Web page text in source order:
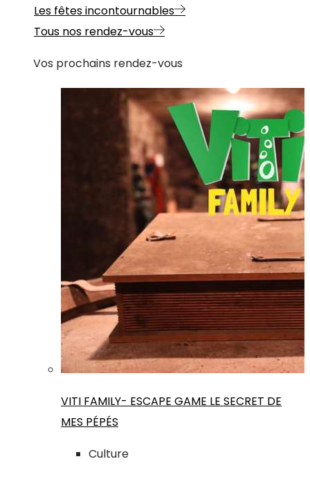
Les fêtes incontournables
Tous nos rendez-vous
Vos prochains rendez-vous
VITI FAMILY- ESCAPE GAME LE SECRET DE
MES PÉPÉS
Culture